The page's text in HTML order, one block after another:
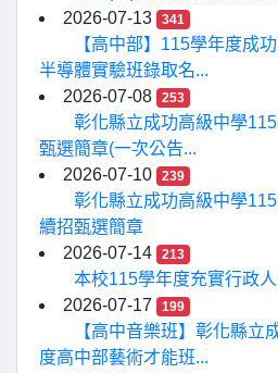
2026-07-13
341
【高中部】115學年度成
半導體實驗班錄取名...
2026-07-08
253
彰化縣立成功高級中學
甄選簡章(一次公告...
2026-07-10
239
彰化縣立成功高級中學
續招甄選簡章
2026-07-14
213
本校115學年度充實行政
2026-07-17
199
【高中音樂班】彰化縣立
度高中部藝術才能班...